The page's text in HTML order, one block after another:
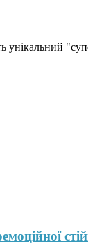
унікальний